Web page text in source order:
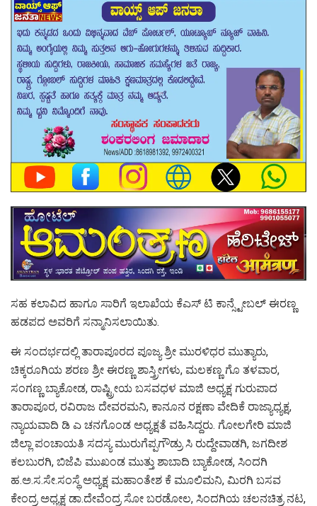
ಸಹ ಕಲಾವಿದ ಹಾಗೂ ಸಾರಿಗೆ ಇಲಾಖೆಯ ಕೆಎಸ್ ಟಿ ಕಾನ್ಸ್ಟೇಬಲ್ ಈರಣ್ಣ
ಹಡಪದ ಅವರಿಗೆ ಸನ್ಮಾನಿಸಲಾಯಿತು.
ಈ ಸಂದರ್ಭದಲ್ಲಿ ತಾರಾಪೂರದ ಪೂಜ್ಯ ಶ್ರೀ ಮುರಳಿಧರ ಮುತ್ಯಾರು,
ಚಿಕ್ಕರೂಗಿಯ ಶರಣ ಶ್ರೀ ಈರಣ್ಣ ಶಾಸ್ತ್ರೀಗಳು, ಮಲಕಣ್ಣ ಗೊ ತಳವಾರ,
ಸಂಗಣ್ಣ ಬ್ಯಾಕೋಡ, ರಾಷ್ಟ್ರೀಯ ಬಸವಧಳ ಮಾಜಿ ಅಧ್ಯಕ್ಷ ಗುರುಪಾದ
ತಾರಾಪೂರ, ರವಿರಾಜ ದೇವರಮನಿ, ಕಾನೂನ ರಕ್ಷಣಾ ವೇದಿಕೆ ರಾಜ್ಯಾಧ್ಯಕ್ಷ,
ನ್ಯಾಯವಾದಿ ಡಿ ಎ ಚನಗೊಂಡ ಅಧ್ಯಕ್ಷತೆ ವಹಿಸಿದ್ದರು. ಗೋಲಗೇರಿ ಮಾಜಿ
ಜಿಲ್ಲಾ ಪಂಚಾಯತಿ ಸದಸ್ಯ ಮುರುಗೆಪ್ಪಗೌಡ್ರು ಸಿ ರುದ್ದೇವಾಡಗಿ, ಜಗದೀಶ
ಕಲಬುರಗಿ, ಬಿಜೆಪಿ ಮುಖಂಡ ಮುತ್ತು ಶಾಬಾದಿ ಬ್ಯಾಕೋಡ, ಸಿಂದಗಿ
ಹ.ಅ.ಸ.ಸೇ.ಸಂಸ್ಥೆ ಅಧ್ಯಕ್ಷ ಮಹಾಂತೇಶ ಕೆ ಮೂಲಿಮನಿ, ಮಿರಗಿ ಬಸವ
ಕೇಂದ್ರ ಅಧ್ಯಕ್ಷ ಡಾ.ದೇವೆಂದ್ರ ಸೋ ಬರಡೋಲ, ಸಿಂದಗಿಯ ಚಲನಚಿತ್ರ ನಟ,